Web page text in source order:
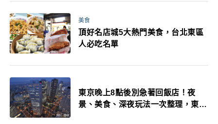
美食
頂好名店城5大熱門美食，台北東區
人必吃名單
東京晚上8點後別急著回飯店！夜
景、美食、深夜玩法一次整理，東京